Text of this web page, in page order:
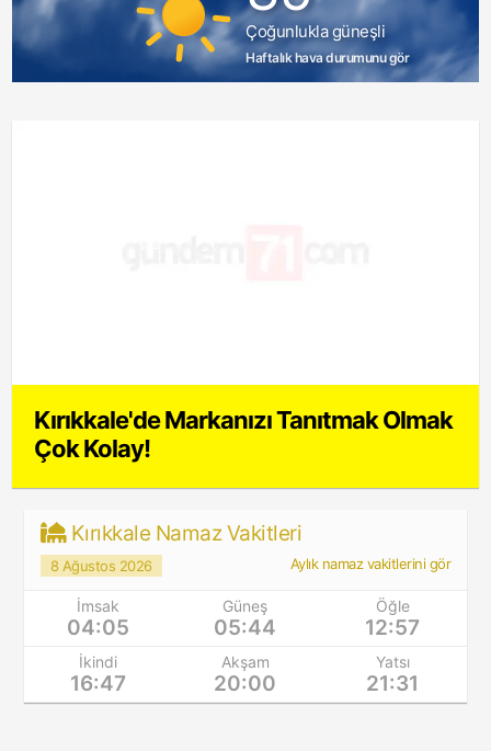
Çoğunlukla güneşli
Haftalık hava durumunu gör
Kırıkkale'de Markanızı Tanıtmak Olmak
Çok Kolay!
Kırıkkale Namaz Vakitleri
8 Ağustos 2026 Aylık namaz vakitlerini gör
İmsak
04:05
Güneş
05:44
Öğle
12:57
İkindi
16:47
Akşam
20:00
Yatsı
21:31